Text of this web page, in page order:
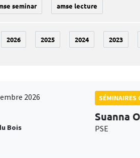
seminar amse lecture
2026 2025 2024 2023
2026
Bois
SÉMINAIRES
Suanna
PSE